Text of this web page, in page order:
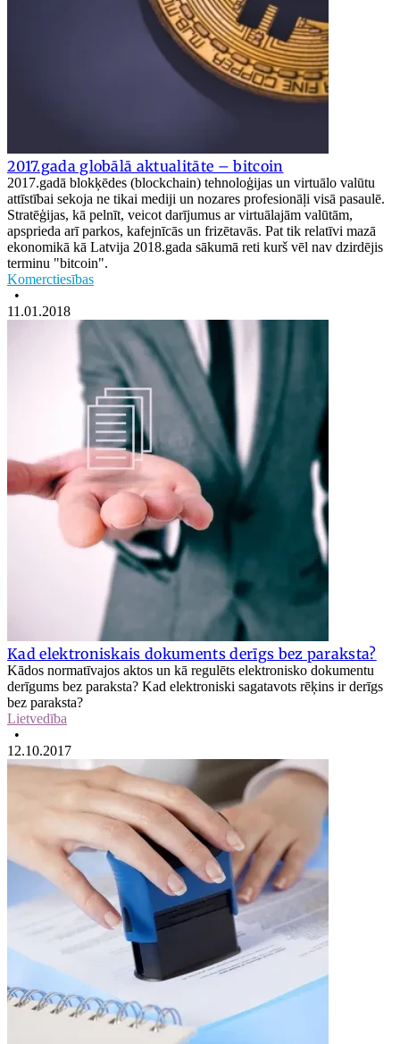
2017.gada globālā aktualitāte – bitcoin
2017.gadā blokķēdes (blockchain) tehnoloģijas un virtuālo valūtu
attīstībai sekoja ne tikai mediji un nozares profesionāļi visā pasaulē.
Stratēģijas, kā pelnīt, veicot darījumus ar virtuālajām valūtām,
apsprieda arī parkos, kafejnīcās un frizētavās. Pat tik relatīvi mazā
ekonomikā kā Latvija 2018.gada sākumā reti kurš vēl nav dzirdējis
terminu "bitcoin".
Komerctiesības
•
11.01.2018
Kad elektroniskais dokuments derīgs bez paraksta?
Kādos normatīvajos aktos un kā regulēts elektronisko dokumentu
derīgums bez paraksta? Kad elektroniski sagatavots rēķins ir derīgs
bez paraksta?
Lietvedība
•
12.10.2017